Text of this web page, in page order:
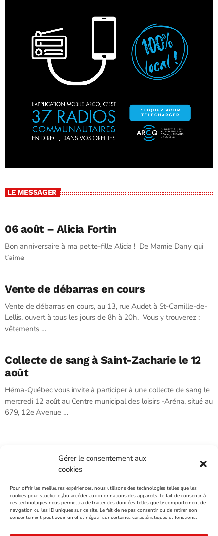
Gérer le consentement aux
cookies
Pour offrir les meilleures expériences, nous utilisons des technologies telles que les
cookies pour stocker et/ou accéder aux informations des appareils. Le fait de consentir à
ces technologies nous permettra de traiter des données telles que le comportement de
navigation ou les ID uniques sur ce site. Le fait de ne pas consentir ou de retirer son
consentement peut avoir un effet négatif sur certaines caractéristiques et fonctions.
LE MESSAGER
06 août – Alicia Fortin
Bon anniversaire à ma petite-fille Alicia ! De Mamie Dany qui
t’aime
Vente de débarras en cours
Vente de débarras en cours, au 13, rue Audet à St-Camille-de-
Lellis, ouvert à tous les jours de 8h à 20h. Vous y trouverez :
vêtements …
Collecte de sang à Saint-Zacharie le 12
août
Héma-Québec vous invite à participer à une collecte de sang le
mercredi 12 août au Centre municipal des loisirs -Aréna, situé au
679, 12e Avenue …
VENTES PUBLICITAIRES
NOUS JOINDRE